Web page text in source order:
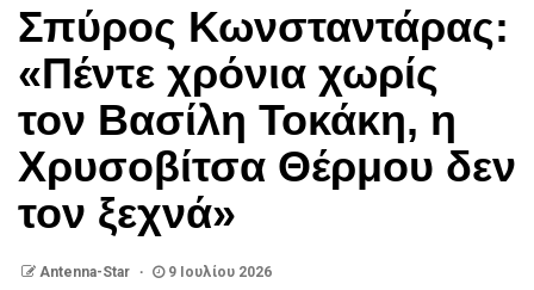
Σπύρος Κωνσταντάρας:
«Πέντε χρόνια χωρίς
τον Βασίλη Τοκάκη, η
Χρυσοβίτσα Θέρμου δεν
τον ξεχνά»
Antenna-Star 9 Ιουλίου 2026